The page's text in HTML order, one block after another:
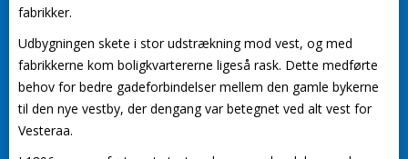
fabrikker.
Udbygningen skete i stor udstrækning mod vest, og med
fabrikkerne kom boligkvartererne ligeså rask. Dette medførte
behov for bedre gadeforbindelser mellem den gamle bykerne
til den nye vestby, der dengang var betegnet ved alt vest for
Vesteraa.